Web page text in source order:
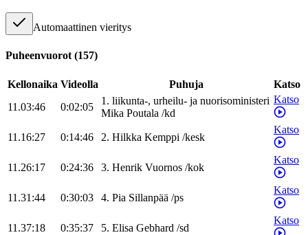
Automaattinen vieritys
Puheenvuorot (157)
Kellonaika Videolla Puhuja
Katso
11.03:46
0:02:05
1. liikunta-, urheilu- ja nuorisoministeri
Mika Poutala /kd
Katso
11.16:27 0:14:46 2. Hilkka Kemppi /kesk
Katso
11.26:17 0:24:36 3. Henrik Vuornos /kok
Katso
11.31:44 0:30:03 4. Pia Sillanpää /ps
Katso
11.37:18 0:35:37 5. Elisa Gebhard /sd
Katso